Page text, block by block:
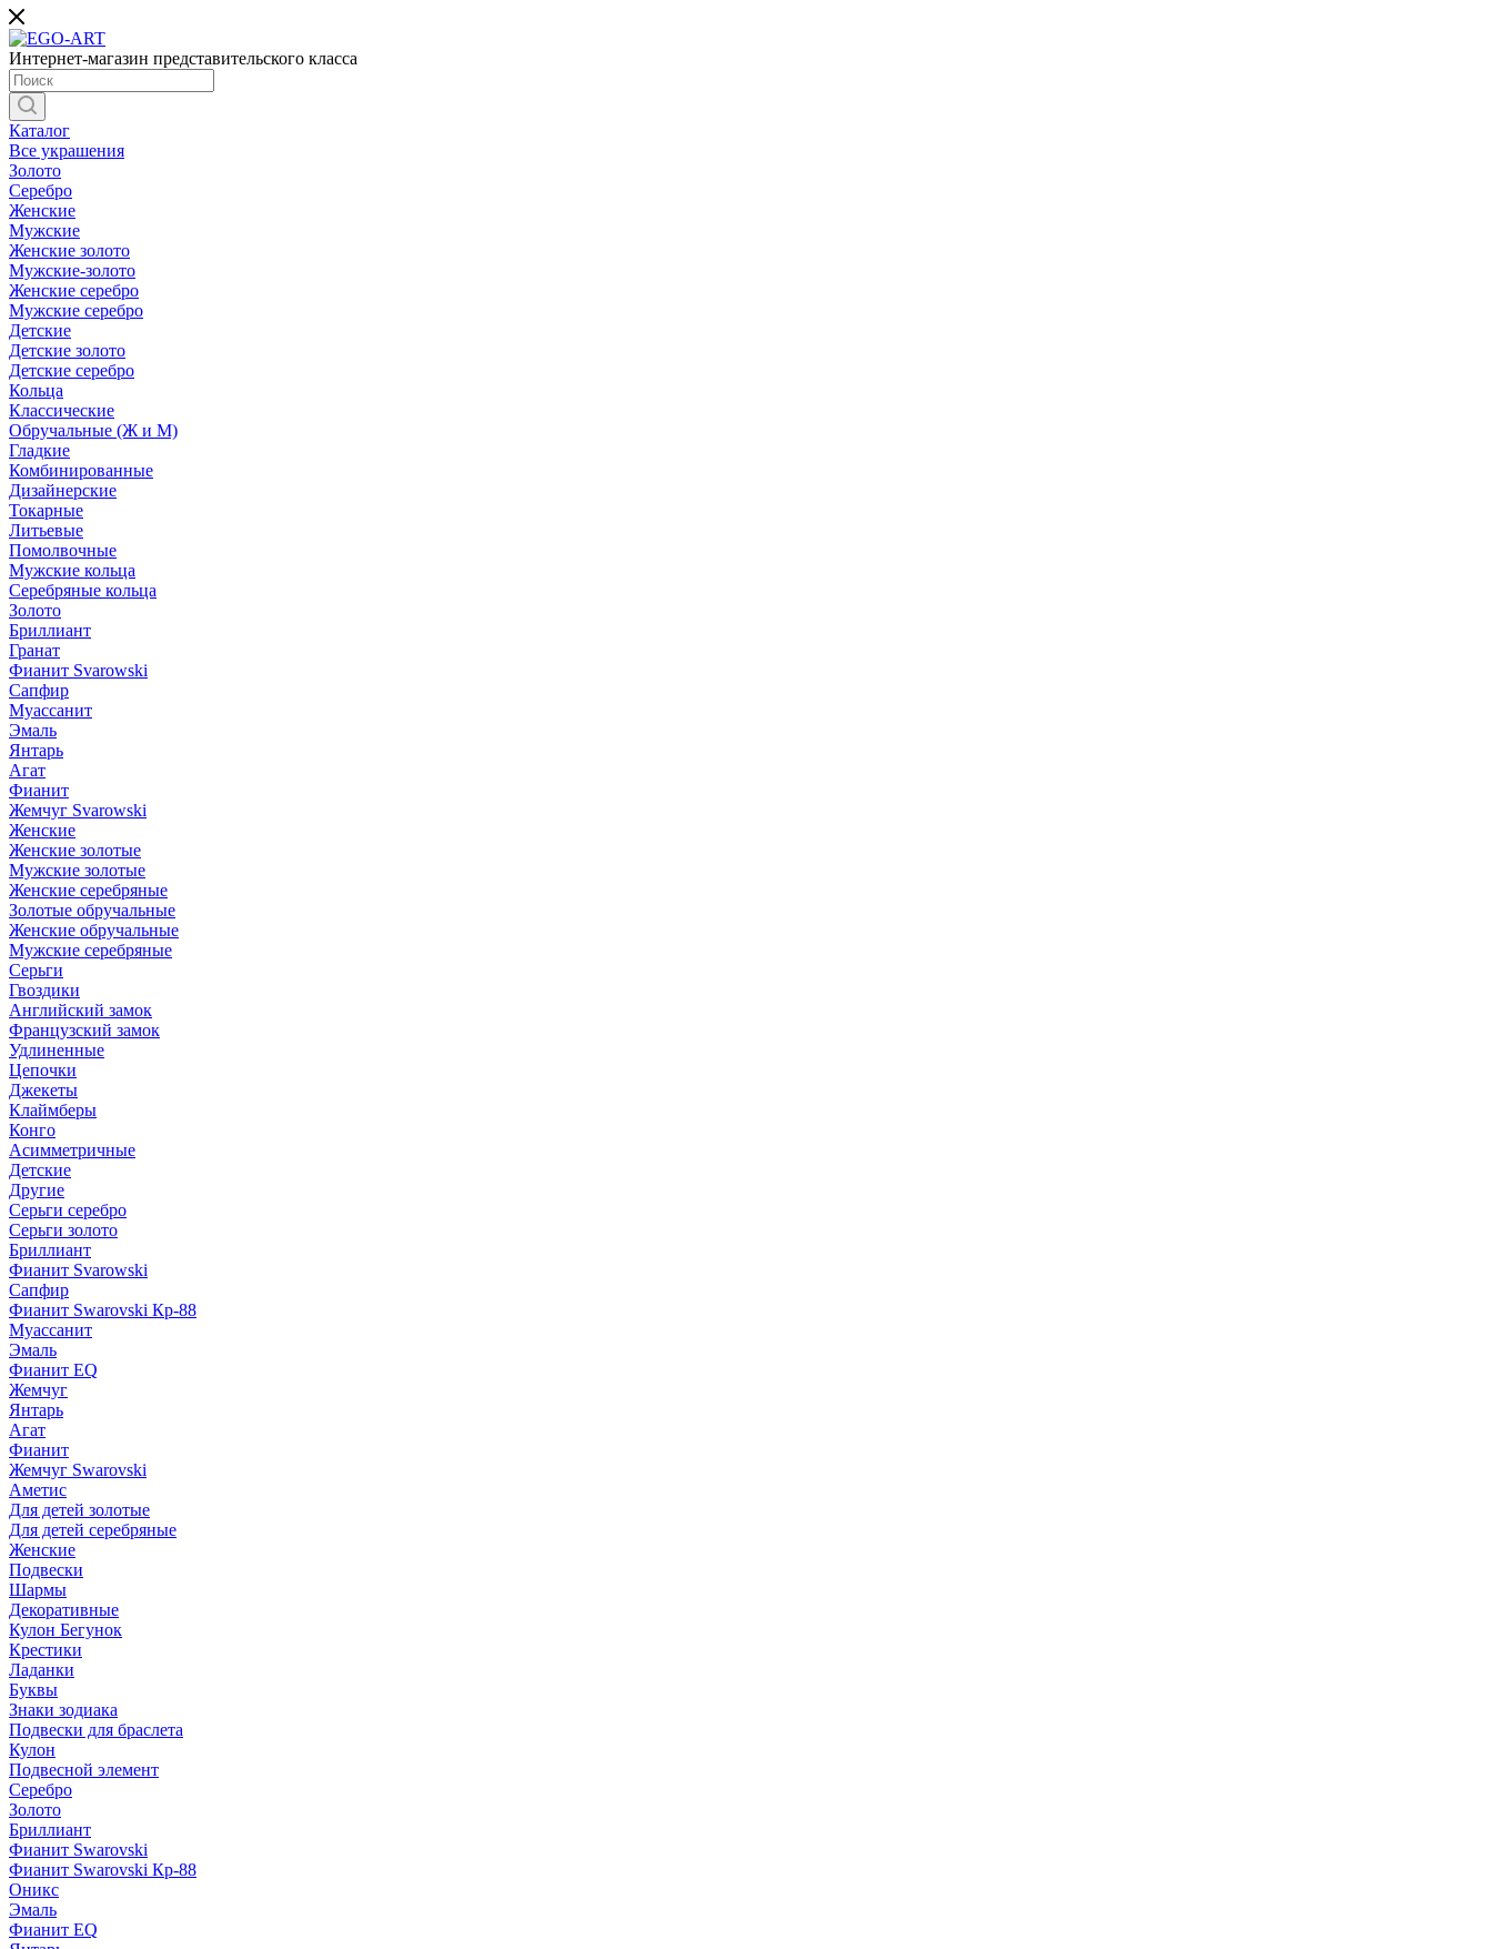
Интернет-магазин представительского класса
Каталог
Все украшения
Золото
Серебро
Женские
Мужские
Женские золото
Мужские-золото
Женские серебро
Мужские серебро
Детские
Детские золото
Детские серебро
Кольца
Классические
Обручальные (Ж и М)
Гладкие
Комбинированные
Дизайнерские
Токарные
Литьевые
Помолвочные
Мужские кольца
Серебряные кольца
Золото
Бриллиант
Гранат
Фианит Svarowski
Сапфир
Муассанит
Эмаль
Янтарь
Агат
Фианит
Жемчуг Svarowski
Женские
Женские золотые
Мужские золотые
Женские серебряные
Золотые обручальные
Женские обручальные
Мужские серебряные
Серьги
Гвоздики
Английский замок
Французский замок
Удлиненные
Цепочки
Джекеты
Клаймберы
Конго
Асимметричные
Детские
Другие
Серьги серебро
Серьги золото
Бриллиант
Фианит Svarowski
Сапфир
Фианит Swarovski Кр-88
Муассанит
Эмаль
Фианит EQ
Жемчуг
Янтарь
Агат
Фианит
Жемчуг Swarovski
Аметис
Для детей золотые
Для детей серебряные
Женские
Подвески
Шармы
Декоративные
Кулон Бегунок
Крестики
Ладанки
Буквы
Знаки зодиака
Подвески для браслета
Кулон
Подвесной элемент
Серебро
Золото
Бриллиант
Фианит Swarovski
Фианит Swarovski Кр-88
Оникс
Эмаль
Фианит EQ